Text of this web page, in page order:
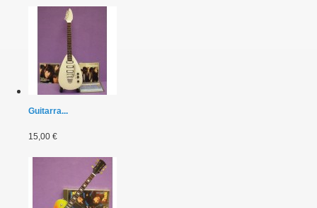
Guitarra...
15,00 €